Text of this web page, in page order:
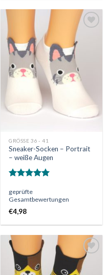
Wunschliste
GRÖSSE 36 - 41
Sneaker-Socken – Portrait
– weiße Augen
mit5.00
von 5
geprüfte
Gesamtbewertungen
€4,98